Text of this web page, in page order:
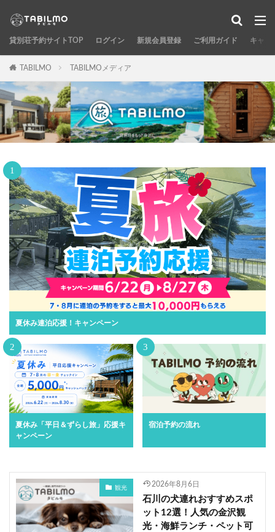
貸別荘予約サイトTOP ログイン 新規会員登録 ご利用ガイド キャン
TABILMO TABILMOメディア
夏休み連泊応援！キャンペーン
夏休み「平日＆ずらし旅」応援キ
ャンペーン
宿泊予約の流れ
観光 2026年8月6日
石川の犬連れおすすめスポ
ット12選！人気の金沢観
光・海鮮ランチ・ペット可